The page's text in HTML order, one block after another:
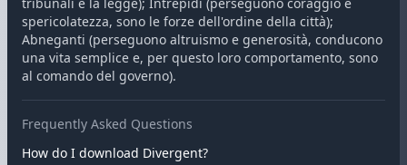
spericolatezza, sono le forze dell'ordine della città);
Abneganti (perseguono altruismo e generosità, conducono
una vita semplice e, per questo loro comportamento, sono
al comando del governo).
Frequently Asked Questions
How do I download Divergent?